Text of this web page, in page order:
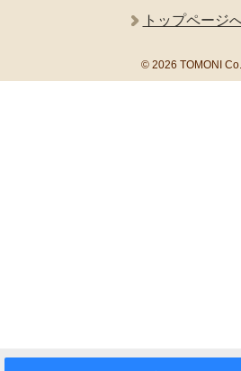
トップページ
© 2026 TOMONI